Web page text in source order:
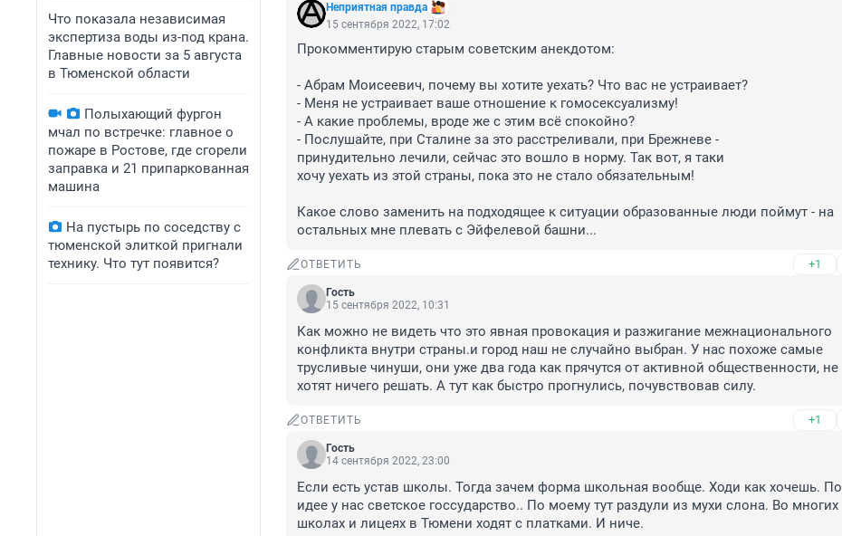
Что показала независимая
экспертиза воды из-под крана.
Главные новости за 5 августа
в Тюменской области
Полыхающий фургон
мчал по встречке: главное о
пожаре в Ростове, где сгорели
заправка и 21 припаркованная
машина
На пустырь по соседству с
тюменской элиткой пригнали
технику. Что тут появится?
Неприятная правда
15 сентября 2022, 17:02
Прокомментирую старым советским анекдотом:
- Абрам Моисеевич, почему вы хотите уехать? Что вас не устраивает?
- Меня не устраивает ваше отношение к гомосексуализму!
- А какие проблемы, вроде же с этим всё спокойно?
- Послушайте, при Сталине за это расстреливали, при Брежневе -
принудительно лечили, сейчас это вошло в норму. Так вот, я таки
хочу уехать из этой страны, пока это не стало обязательным!
Какое слово заменить на подходящее к ситуации образованные люди поймут - на
остальных мне плевать с Эйфелевой башни...
ОТВЕТИТЬ +1
Гость
15 сентября 2022, 10:31
Как можно не видеть что это явная провокация и разжигание межнационального
конфликта внутри страны.и город наш не случайно выбран. У нас похоже самые
трусливые чинуши, они уже два года как прячутся от активной общественности, не
хотят ничего решать. А тут как быстро прогнулись, почувствовав силу.
ОТВЕТИТЬ +1
Гость
14 сентября 2022, 23:00
Если есть устав школы. Тогда зачем форма школьная вообще. Ходи как хочешь. По
идее у нас светское госсударство.. По моему тут раздули из мухи слона. Во многих
школах и лицеях в Тюмени ходят с платками. И ниче.